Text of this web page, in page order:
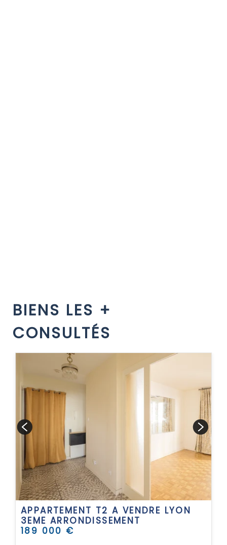
BIENS LES +
CONSULTÉS
APPARTEMENT T2 A VENDRE LYON
3EME ARRONDISSEMENT
189 000 €